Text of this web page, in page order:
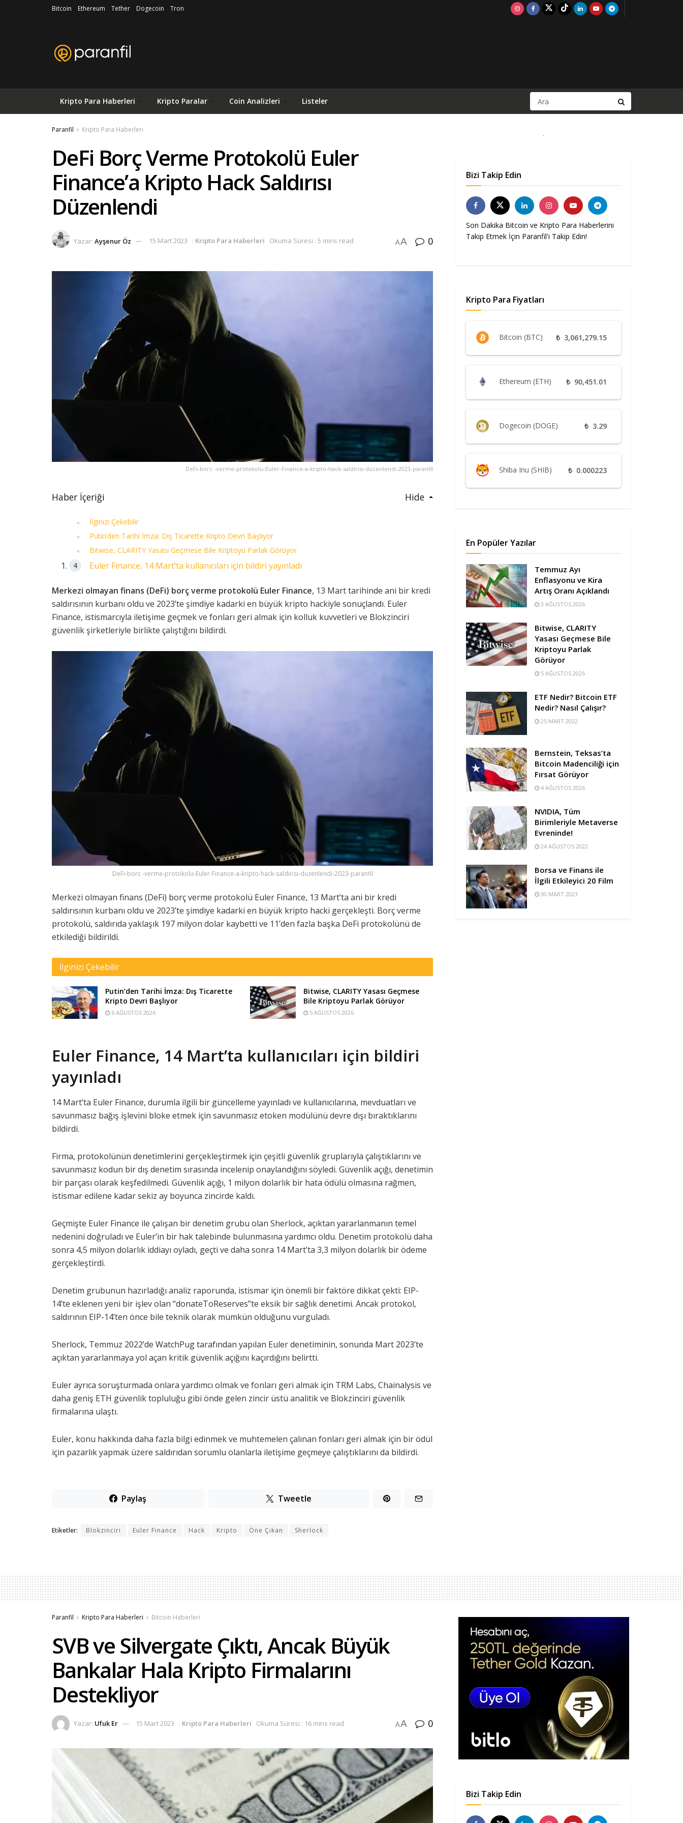
Bitcoin Ethereum Tether Dogecoin Tron
Kripto Para Haberleri Kripto Paralar Coin Analizleri Listeler
Paranfil Kripto Para Haberleri
DeFi Borç Verme Protokolü Euler
Finance’a Kripto Hack Saldırısı
Düzenlendi
Yazar: Ayşenur Öz 15 Mart 2023 : Kripto Para Haberleri Okuma Süresi : 5 mins read AA 0
DeFi-borc -verme-protokolu-Euler-Finance-a-kripto-hack-saldirisi-duzenlendi-2023-paranfil
Haber İçeriği Hide
İlginizi Çekebilir
Putin’den Tarihi İmza: Dış Ticarette Kripto Devri Başlıyor
Bitwise, CLARITY Yasası Geçmese Bile Kriptoyu Parlak Görüyor
Euler Finance, 14 Mart’ta kullanıcıları için bildiri yayınladı
Merkezi olmayan finans (DeFi) borç verme protokolü Euler Finance, 13 Mart tarihinde ani bir kredi
saldırısının kurbanı oldu ve 2023’te şimdiye kadarki en büyük kripto hackiyle sonuçlandı. Euler
Finance, istismarcıyla iletişime geçmek ve fonları geri almak için kolluk kuvvetleri ve Blokzinciri
güvenlik şirketleriyle birlikte çalıştığını bildirdi.
DeFi-borc -verme-protokolu-Euler-Finance-a-kripto-hack-saldirisi-duzenlendi-2023-paranfil
Merkezi olmayan finans (DeFi) borç verme protokolü Euler Finance, 13 Mart’ta ani bir kredi
saldırısının kurbanı oldu ve 2023’te şimdiye kadarki en büyük kripto hacki gerçekleşti. Borç verme
protokolü, saldırıda yaklaşık 197 milyon dolar kaybetti ve 11’den fazla başka DeFi protokolünü de
etkilediği bildirildi.
İlginizi Çekebilir
Putin’den Tarihi İmza: Dış Ticarette
Kripto Devri Başlıyor
6 AĞUSTOS 2026
Bitwise, CLARITY Yasası Geçmese
Bile Kriptoyu Parlak Görüyor
5 AĞUSTOS 2026
Euler Finance, 14 Mart’ta kullanıcıları için bildiri
yayınladı
14 Mart’ta Euler Finance, durumla ilgili bir güncelleme yayınladı ve kullanıcılarına, mevduatları ve
savunmasız bağış işlevini bloke etmek için savunmasız etoken modülünü devre dışı bıraktıklarını
bildirdi.
Firma, protokolünün denetimlerini gerçekleştirmek için çeşitli güvenlik gruplarıyla çalıştıklarını ve
savunmasız kodun bir dış denetim sırasında incelenip onaylandığını söyledi. Güvenlik açığı, denetimin
bir parçası olarak keşfedilmedi. Güvenlik açığı, 1 milyon dolarlık bir hata ödülü olmasına rağmen,
istismar edilene kadar sekiz ay boyunca zincirde kaldı.
Geçmişte Euler Finance ile çalışan bir denetim grubu olan Sherlock, açıktan yararlanmanın temel
nedenini doğruladı ve Euler’in bir hak talebinde bulunmasına yardımcı oldu. Denetim protokolü daha
sonra 4,5 milyon dolarlık iddiayı oyladı, geçti ve daha sonra 14 Mart’ta 3,3 milyon dolarlık bir ödeme
gerçekleştirdi.
Denetim grubunun hazırladığı analiz raporunda, istismar için önemli bir faktöre dikkat çekti: EIP-
14’te eklenen yeni bir işlev olan “donateToReserves”te eksik bir sağlık denetimi. Ancak protokol,
saldırının EIP-14’ten önce bile teknik olarak mümkün olduğunu vurguladı.
Sherlock, Temmuz 2022’de WatchPug tarafından yapılan Euler denetiminin, sonunda Mart 2023’te
açıktan yararlanmaya yol açan kritik güvenlik açığını kaçırdığını belirtti.
Euler ayrıca soruşturmada onlara yardımcı olmak ve fonları geri almak için TRM Labs, Chainalysis ve
daha geniş ETH güvenlik topluluğu gibi önde gelen zincir üstü analitik ve Blokzinciri güvenlik
firmalarına ulaştı.
Euler, konu hakkında daha fazla bilgi edinmek ve muhtemelen çalınan fonları geri almak için bir ödül
için pazarlık yapmak üzere saldırıdan sorumlu olanlarla iletişime geçmeye çalıştıklarını da bildirdi.
Paylaş Tweetle
Etiketler: Blokzinciri Euler Finance Hack Kripto Öne Çıkan Sherlock
Bizi Takip Edin
Son Dakika Bitcoin ve Kripto Para Haberlerini
Takip Etmek İçin Paranfil'i Takip Edin!
Kripto Para Fiyatları
Bitcoin (BTC) ₺ 3,061,279.15
Ethereum (ETH) ₺ 90,451.01
Dogecoin (DOGE) ₺ 3.29
Shiba Inu (SHIB) ₺ 0.000223
En Popüler Yazılar
Temmuz Ayı
Enflasyonu ve Kira
Artış Oranı Açıklandı
3 AĞUSTOS 2026
Bitwise, CLARITY
Yasası Geçmese Bile
Kriptoyu Parlak
Görüyor
5 AĞUSTOS 2026
ETF Nedir? Bitcoin ETF
Nedir? Nasıl Çalışır?
25 MART 2022
Bernstein, Teksas’ta
Bitcoin Madenciliği için
Fırsat Görüyor
4 AĞUSTOS 2026
NVIDIA, Tüm
Birimleriyle Metaverse
Evreninde!
24 AĞUSTOS 2022
Borsa ve Finans ile
İlgili Etkileyici 20 Film
30 MART 2023
Paranfil Kripto Para Haberleri Bitcoin Haberleri
SVB ve Silvergate Çıktı, Ancak Büyük
Bankalar Hala Kripto Firmalarını
Destekliyor
Yazar: Ufuk Er 15 Mart 2023 : Kripto Para Haberleri Okuma Süresi : 16 mins read AA 0
Bizi Takip Edin